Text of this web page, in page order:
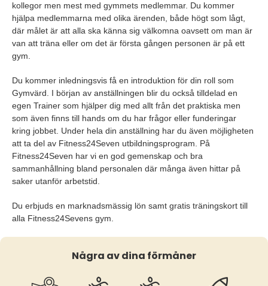
kollegor men mest med gymmets medlemmar. Du kommer
hjälpa medlemmarna med olika ärenden, både högt som lågt,
där målet är att alla ska känna sig välkomna oavsett om man är
van att träna eller om det är första gången personen är på ett
gym.
Du kommer inledningsvis få en introduktion för din roll som
Gymvärd. I början av anställningen blir du också tilldelad en
egen Trainer som hjälper dig med allt från det praktiska men
som även finns till hands om du har frågor eller funderingar
kring jobbet. Under hela din anställning har du även möjligheten
att ta del av Fitness24Seven utbildningsprogram. På
Fitness24Seven har vi en god gemenskap och bra
sammanhållning bland personalen där många även hittar på
saker utanför arbetstid.
Du erbjuds en marknadsmässig lön samt gratis träningskort till
alla Fitness24Sevens gym.
Några av dina förmåner